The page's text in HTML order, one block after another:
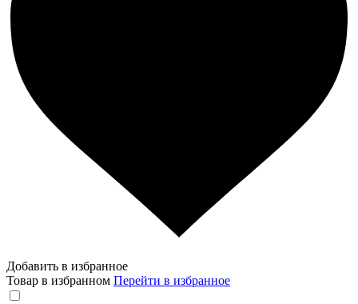
Добавить в избранное
Товар в избранном Перейти в избранное